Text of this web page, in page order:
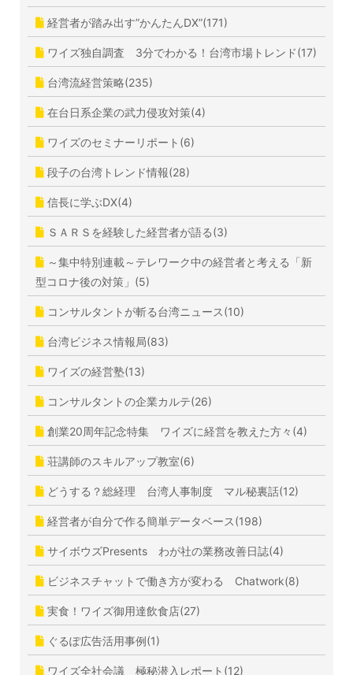
経営者が踏み出す”かんたんDX”(171)
ワイズ独自調査 3分でわかる！台湾市場トレンド(17)
台湾流経営策略(235)
在台日系企業の武力侵攻対策(4)
ワイズのセミナーリポート(6)
段子の台湾トレンド情報(28)
信長に学ぶDX(4)
ＳＡＲＳを経験した経営者が語る(3)
～集中特別連載～テレワーク中の経営者と考える「新
型コロナ後の対策」(5)
コンサルタントが斬る台湾ニュース(10)
台湾ビジネス情報局(83)
ワイズの経営塾(13)
コンサルタントの企業カルテ(26)
創業20周年記念特集 ワイズに経営を教えた方々(4)
荘講師のスキルアップ教室(6)
どうする？総経理 台湾人事制度 マル秘裏話(12)
経営者が自分で作る簡単データベース(198)
サイボウズPresents わが社の業務改善日誌(4)
ビジネスチャットで働き方が変わる Chatwork(8)
実食！ワイズ御用達飲食店(27)
ぐるぽ広告活用事例(1)
ワイズ全社会議 極秘潜入レポート(12)